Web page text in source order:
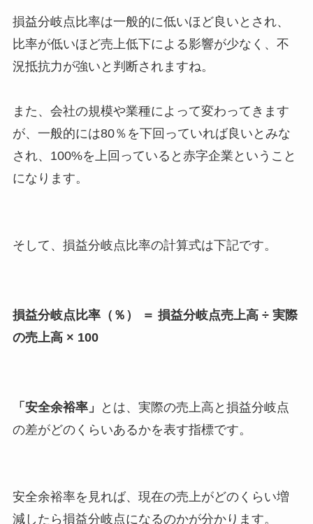
損益分岐点比率は一般的に低いほど良いとされ、
比率が低いほど売上低下による影響が少なく、不
況抵抗力が強いと判断されますね。
また、会社の規模や業種によって変わってきます
が、一般的には80％を下回っていれば良いとみな
され、100%を上回っていると赤字企業ということ
になります。
そして、損益分岐点比率の計算式は下記です。
損益分岐点比率（％） ＝ 損益分岐点売上高 ÷ 実際
の売上高 × 100
「安全余裕率」
とは、実際の売上高と損益分岐点
の差がどのくらいあるかを表す指標です。
安全余裕率を見れば、現在の売上がどのくらい増
減したら損益分岐点になるのかが分かります。